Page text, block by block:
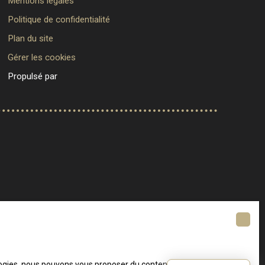
Politique de confidentialité
Plan du site
Gérer les cookies
Propulsé par